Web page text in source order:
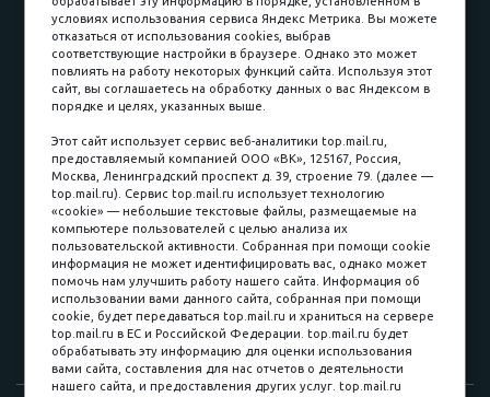
Наличные
пл. Соляная, 6, стр. 16
8 (3822) 60-70-30
8 (3822) 50-39-09
8 (3822) 22-77-68
8 (3822) 50-48-50
8 (3822) 65-42-10
условиях использования сервиса Яндекс Метрика. Вы можете
отказаться от использования cookies, выбрав
соответствующие настройки в браузере. Однако это может
повлиять на работу некоторых функций сайта. Используя этот
сайт, вы соглашаетесь на обработку данных о вас Яндексом в
порядке и целях, указанных выше.
Этот сайт использует сервис веб-аналитики top.mail.ru,
предоставляемый компанией ООО «ВК», 125167, Россия,
Москва, Ленинградский проспект д. 39, строение 79. (далее —
top.mail.ru). Сервис top.mail.ru использует технологию
«cookie» — небольшие текстовые файлы, размещаемые на
компьютере пользователей с целью анализа их
пользовательской активности. Собранная при помощи cookie
информация не может идентифицировать вас, однако может
помочь нам улучшить работу нашего сайта. Информация об
использовании вами данного сайта, собранная при помощи
cookie, будет передаваться top.mail.ru и храниться на сервере
top.mail.ru в ЕС и Российской Федерации. top.mail.ru будет
обрабатывать эту информацию для оценки использования
вами сайта, составления для нас отчетов о деятельности
нашего сайта, и предоставления других услуг. top.mail.ru